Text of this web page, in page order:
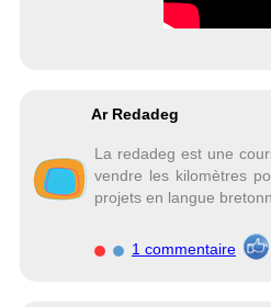
Ar Redadeg
La redadeg est une
vendre les kilomètres
projets en langue
1 commentaire